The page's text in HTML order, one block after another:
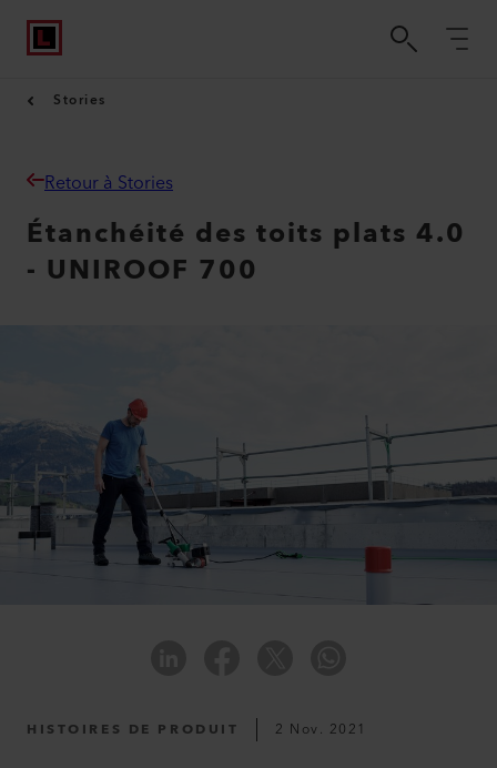
Stories
Retour à Stories
Étanchéité des toits plats 4.0
- UNIROOF 700
HISTOIRES DE PRODUIT 2 Nov. 2021